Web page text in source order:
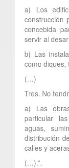
a) Los
construcción
concebida
servir al
b) Las
como diques,
(…)
Tres. No
a) Las
particular
aguas,
distribución
calles y
(…).”.